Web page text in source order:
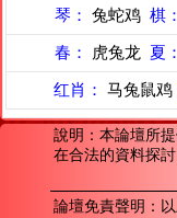
琴： 兔蛇鸡 棋：
春：
虎兔龙 夏：
红肖： 马兔鼠鸡
說明：本論壇所
在合法的資料探
論壇免責聲明：